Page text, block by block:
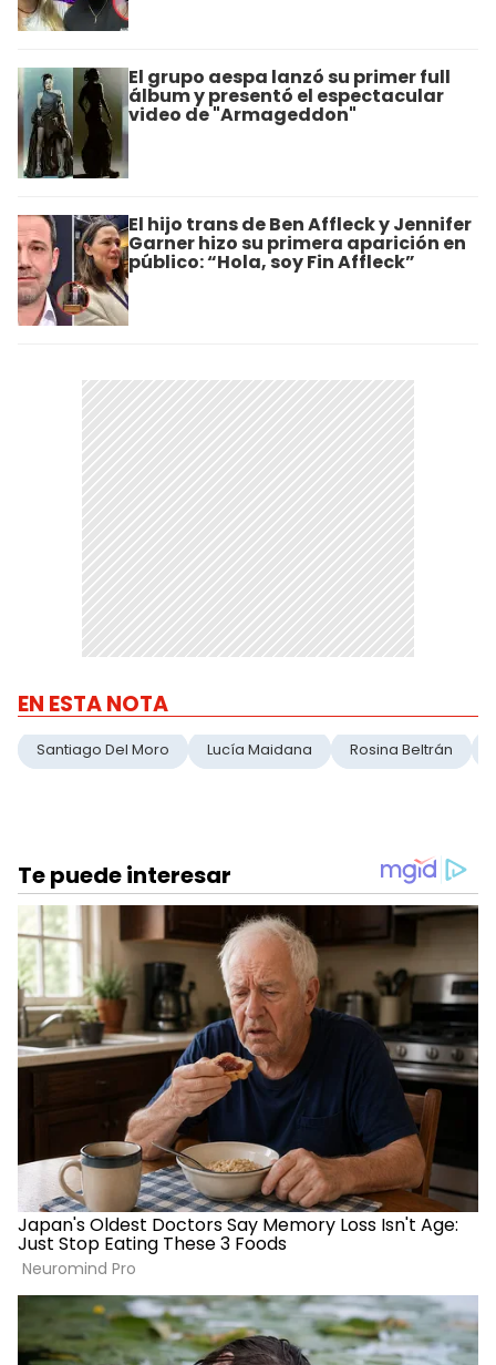
El grupo aespa lanzó su primer full
álbum y presentó el espectacular
video de "Armageddon"
El hijo trans de Ben Affleck y Jennifer
Garner hizo su primera aparición en
público: “Hola, soy Fin Affleck”
EN ESTA NOTA
Santiago Del Moro Lucía Maidana Rosina Beltrán